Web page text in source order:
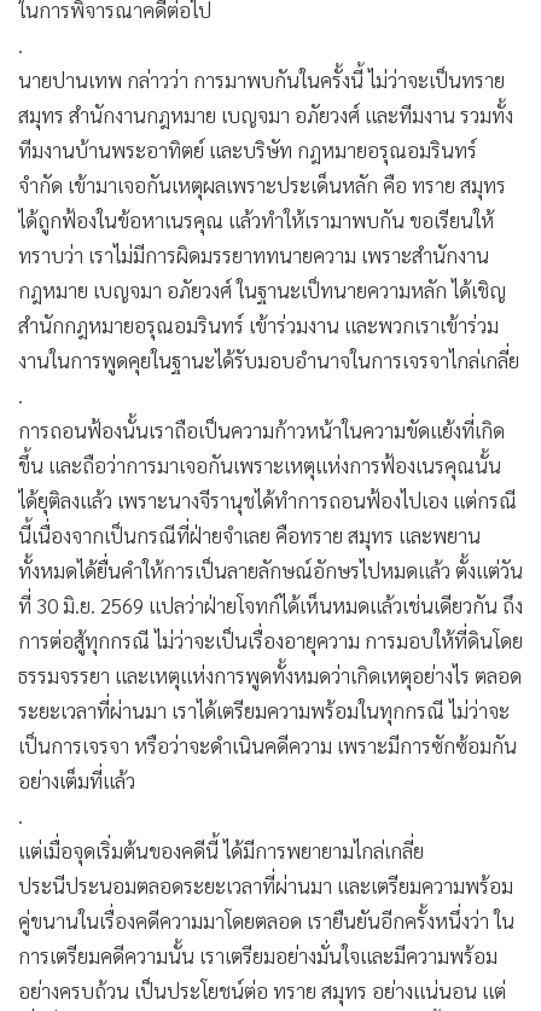
ในการพิจารณาคดีต่อไป
.
นายปานเทพ กล่าวว่า การมาพบกันในครั้งนี้ ไม่ว่าจะเป็นทราย
สมุทร สำนักงานกฎหมาย เบญจมา อภัยวงศ์ และทีมงาน รวมทั้ง
ทีมงานบ้านพระอาทิตย์ และบริษัท กฎหมายอรุณอมรินทร์
จำกัด เข้ามาเจอกันเหตุผลเพราะประเด็นหลัก คือ ทราย สมุทร
ได้ถูกฟ้องในข้อหาเนรคุณ แล้วทำให้เรามาพบกัน ขอเรียนให้
ทราบว่า เราไม่มีการผิดมรรยาททนายความ เพราะสำนักงาน
กฎหมาย เบญจมา อภัยวงศ์ ในฐานะเป็ทนายความหลัก ได้เชิญ
สำนักกฎหมายอรุณอมรินทร์ เข้าร่วมงาน และพวกเราเข้าร่วม
งานในการพูดคุยในฐานะได้รับมอบอำนาจในการเจรจาไกล่เกลี่ย
.
การถอนฟ้องนั้นเราถือเป็นความก้าวหน้าในความขัดแย้งที่เกิด
ขึ้น และถือว่าการมาเจอกันเพราะเหตุแห่งการฟ้องเนรคุณนั้น
ได้ยุติลงแล้ว เพราะนางจีรานุชได้ทำการถอนฟ้องไปเอง แต่กรณี
นี้เนื่องจากเป็นกรณีที่ฝ่ายจำเลย คือทราย สมุทร และพยาน
ทั้งหมดได้ยื่นคำให้การเป็นลายลักษณ์อักษรไปหมดแล้ว ตั้งแต่วัน
ที่ 30 มิ.ย. 2569 แปลว่าฝ่ายโจทก์ได้เห็นหมดแล้วเช่นเดียวกัน ถึง
การต่อสู้ทุกกรณี ไม่ว่าจะเป็นเรื่องอายุความ การมอบให้ที่ดินโดย
ธรรมจรรยา และเหตุแห่งการพูดทั้งหมดว่าเกิดเหตุอย่างไร ตลอด
ระยะเวลาที่ผ่านมา เราได้เตรียมความพร้อมในทุกกรณี ไม่ว่าจะ
เป็นการเจรจา หรือว่าจะดำเนินคดีความ เพราะมีการซักซ้อมกัน
อย่างเต็มที่แล้ว
.
แต่เมื่อจุดเริ่มต้นของคดีนี้ ได้มีการพยายามไกล่เกลี่ย
ประนีประนอมตลอดระยะเวลาที่ผ่านมา และเตรียมความพร้อม
คู่ขนานในเรื่องคดีความมาโดยตลอด เรายืนยันอีกครั้งหนึ่งว่า ใน
การเตรียมคดีความนั้น เราเตรียมอย่างมั่นใจและมีความพร้อม
อย่างครบถ้วน เป็นประโยชน์ต่อ ทราย สมุทร อย่างแน่นอน แต่